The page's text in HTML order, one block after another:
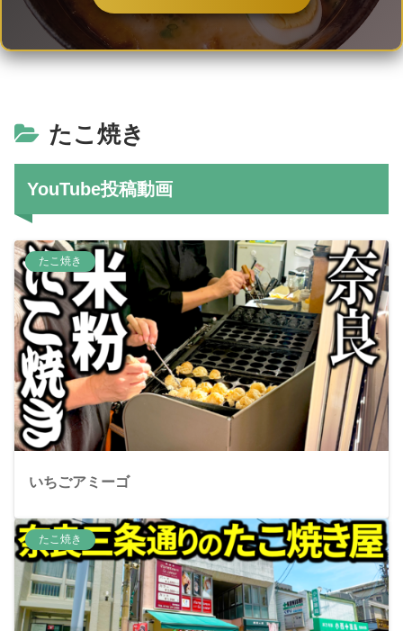
たこ焼き
YouTube投稿動画
たこ焼き
いちごアミーゴ
たこ焼き